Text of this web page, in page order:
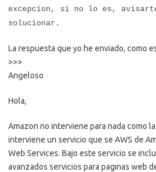
excepcion, si no lo es, avisarte
solucionar.
La respuesta que yo he enviado, como
>>>
Angeloso
Hola,
Amazon no interviene para nada como
interviene un servicio que se AWS de
Web Services. Bajo este servicio se
avanzados servicios para paginas web